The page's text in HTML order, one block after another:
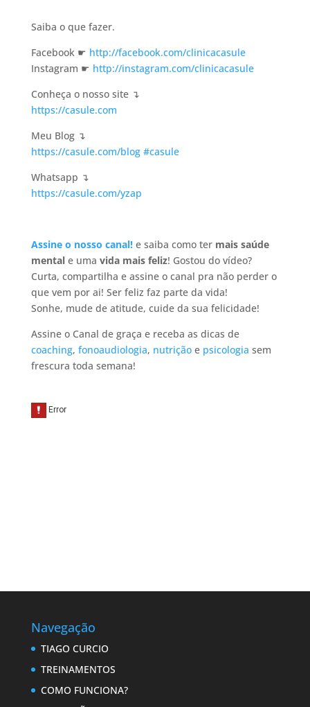
Saiba o que fazer.
Facebook ☛ http://facebook.com/clinicacasule
Instagram ☛ http://instagram.com/clinicacasule
Conheça o nosso site ↴
https://casule.com
Meu Blog ↴
https://casule.com/blog #casule
Whatsapp ↴
https://casule.com/yzap
Assine o nosso canal!e saiba como ter mais saúde
mentale uma vida mais feliz! Gostou do vídeo?
Curta, compartilha e assine o canal pra não perder o
que vem por ai! Ser feliz faz parte da vida!
Sonhe, mude de atitude, cuide da sua felicidade!
Assine o Canal de graça e receba as dicas de
coaching, fonoaudiologia, nutriçãoe psicologia sem
frescura toda semana!
Navegação
TIAGO CURCIO
TREINAMENTOS
COMO FUNCIONA?